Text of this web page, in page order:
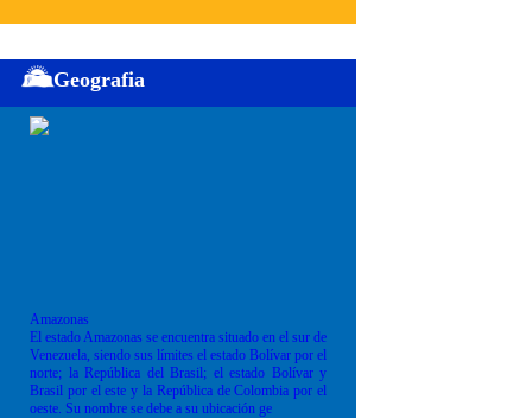
Geografia
Amazonas
El estado Amazonas se encuentra situado en el sur de
Venezuela, siendo sus límites el estado Bolívar por el
norte; la República del Brasil; el estado Bolívar y
Brasil por el este y la República de Colombia por el
oeste. Su nombre se debe a su ubicación ge